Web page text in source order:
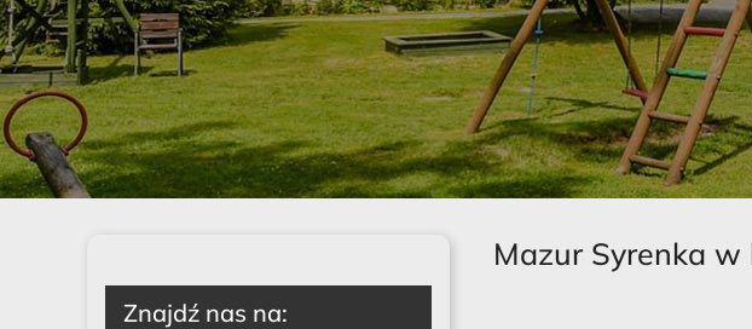
Mazur Syrenka w
Znajdź nas na: